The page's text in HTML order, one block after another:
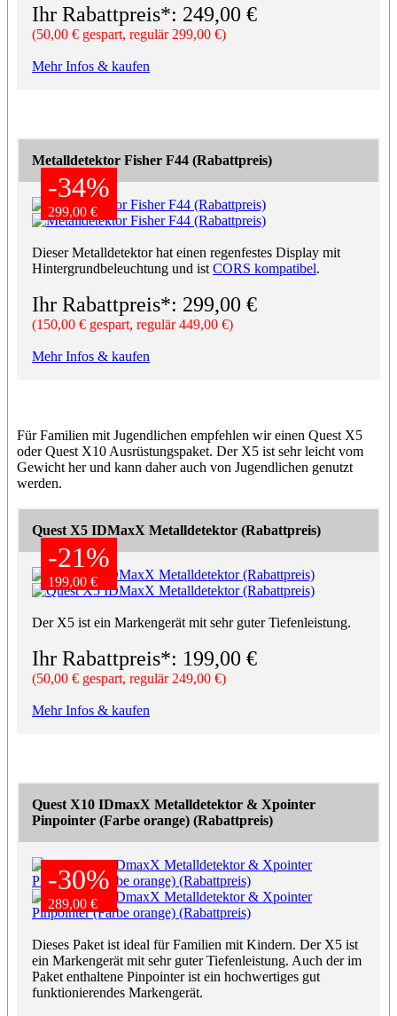
Ihr Rabattpreis*: 249,00 €
(50,00 € gespart, regulär 299,00 €)
Mehr Infos & kaufen
Metalldetektor Fisher F44 (Rabattpreis)
-34%
299,00 €
-34%
299,00 €
Dieser Metalldetektor hat einen regenfestes Display mit
Hintergrundbeleuchtung und ist CORS kompatibel.
Ihr Rabattpreis*: 299,00 €
(150,00 € gespart, regulär 449,00 €)
Mehr Infos & kaufen
Für Familien mit Jugendlichen empfehlen wir einen Quest X5
oder Quest X10 Ausrüstungspaket. Der X5 ist sehr leicht vom
Gewicht her und kann daher auch von Jugendlichen genutzt
werden.
Quest X5 IDMaxX Metalldetektor (Rabattpreis)
-21%
199,00 €
-21%
199,00 €
Der X5 ist ein Markengerät mit sehr guter Tiefenleistung.
Ihr Rabattpreis*: 199,00 €
(50,00 € gespart, regulär 249,00 €)
Mehr Infos & kaufen
Quest X10 IDmaxX Metalldetektor & Xpointer
Pinpointer (Farbe orange) (Rabattpreis)
-30%
289,00 €
-30%
289,00 €
Dieses Paket ist ideal für Familien mit Kindern. Der X5 ist
ein Markengerät mit sehr guter Tiefenleistung. Auch der im
Paket enthaltene Pinpointer ist ein hochwertiges gut
funktionierendes Markengerät.